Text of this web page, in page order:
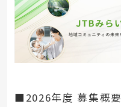
■2026年度 募集概要